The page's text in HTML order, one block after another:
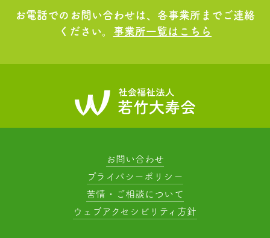
お電話でのお問い合わせは、各事業所までご連絡
ください。 事業所一覧はこちら
お問い合わせ
プライバシーポリシー
苦情・ご相談について
ウェブアクセシビリティ方針